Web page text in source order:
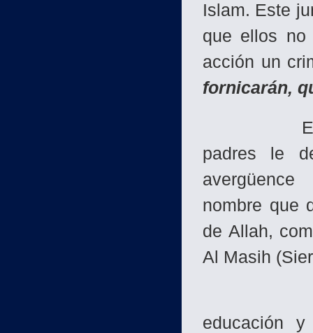
Islam. Este
que ellos
acción un
fornicarán,
El niño
padres le
nombre que
de Allah,
Al Masih
educación